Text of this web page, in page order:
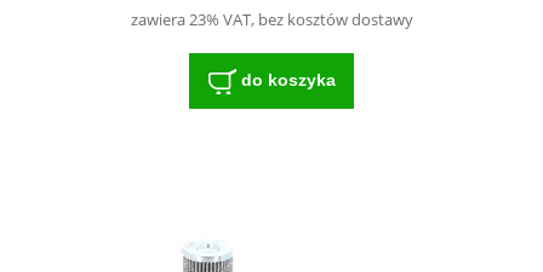
zawiera 23% VAT, bez kosztów dostawy
do koszyka